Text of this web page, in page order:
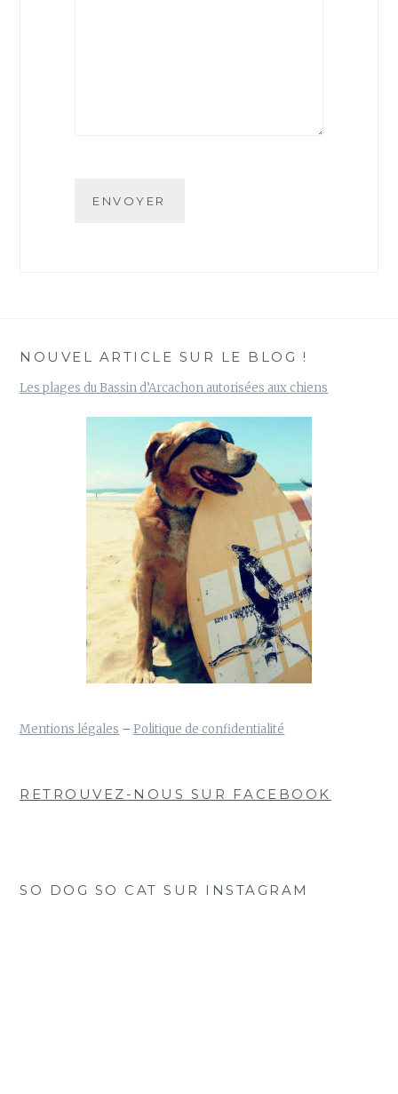
ENVOYER
NOUVEL ARTICLE SUR LE BLOG !
Les plages du Bassin d’Arcachon autorisées aux chiens
Mentions légales –Politique de confidentialité
RETROUVEZ-NOUS SUR FACEBOOK
SO DOG SO CAT SUR INSTAGRAM